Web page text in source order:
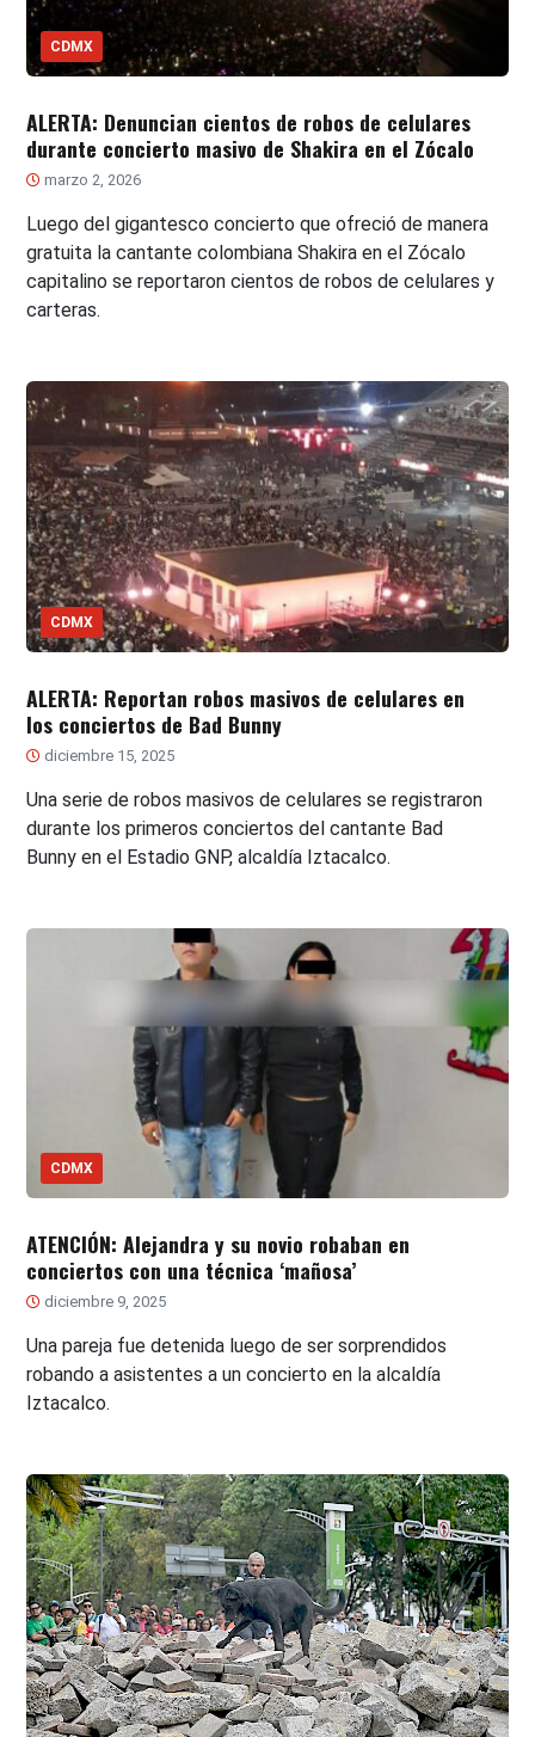
CDMX
ALERTA: Denuncian cientos de robos de celulares
durante concierto masivo de Shakira en el Zócalo
marzo 2, 2026
Luego del gigantesco concierto que ofreció de manera
gratuita la cantante colombiana Shakira en el Zócalo
capitalino se reportaron cientos de robos de celulares y
carteras.
CDMX
ALERTA: Reportan robos masivos de celulares en
los conciertos de Bad Bunny
diciembre 15, 2025
Una serie de robos masivos de celulares se registraron
durante los primeros conciertos del cantante Bad
Bunny en el Estadio GNP, alcaldía Iztacalco.
CDMX
ATENCIÓN: Alejandra y su novio robaban en
conciertos con una técnica ‘mañosa’
diciembre 9, 2025
Una pareja fue detenida luego de ser sorprendidos
robando a asistentes a un concierto en la alcaldía
Iztacalco.